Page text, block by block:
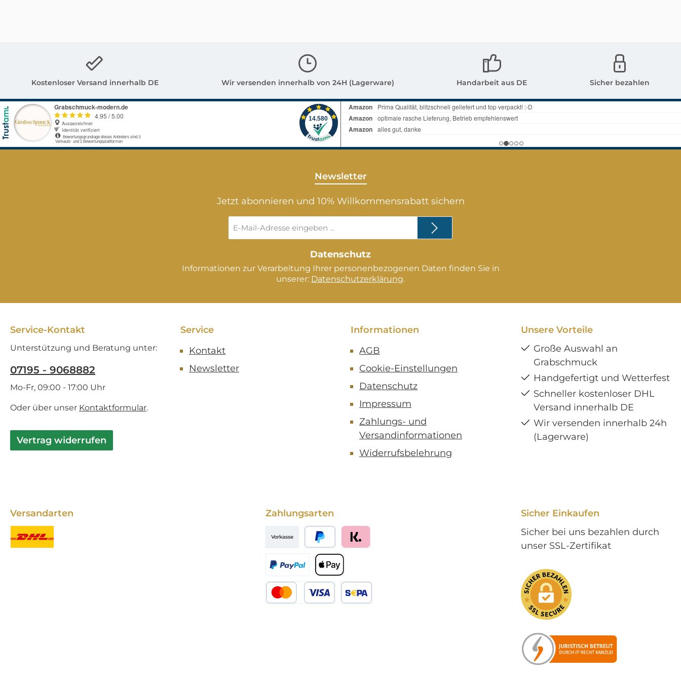
Deutschland Da
Arbeit
hergestellt sind,
können
Abweichungen in
befestigt werden. -
grau-antik- Maße
ca.je : 13,5 cm (L)
Blätter x 3 cm (H)In
und Vogeltränke
Gegenstände dienen
zur Dekoration und
Verkaufsangebot!
befestigt werden. -
- Farbe grau-antik -
Blätter x 2 cm (H) In
Kostenloser Versand innerhalb DE Wir versenden innerhalb von 24H (Lagerware) Handarbeit aus DE Sicher bezahlen
Newsletter
Jetzt abonnieren und 10% Willkommensrabatt sichern
Mail-
Datenschutz
Informationen zur Verarbeitung Ihrer personenbezogenen Daten finden Sie in
unserer: Datenschutzerklärung.
Service-Kontakt
Unterstützung und Beratung unter:
07195 - 9068882
Mo-Fr, 09:00 - 17:00 Uhr
Oder über unser Kontaktformular.
Vertrag widerrufen
Service
Kontakt
Newsletter
Informationen
AGB
Cookie-Einstellungen
Datenschutz
Impressum
Zahlungs- und
Versandinformationen
Widerrufsbelehrung
Unsere Vorteile
Große Auswahl an
Grabschmuck
Handgefertigt und Wetterfest
Schneller kostenloser DHL
Versand innerhalb DE
Wir versenden innerhalb 24h
(Lagerware)
Versandarten Zahlungsarten
PayPal Klarna
Später bezahlenApple Pay
Vorkasse
Sicher Einkaufen
Sicher bei uns bezahlen durch
unser SSL-Zertifikat